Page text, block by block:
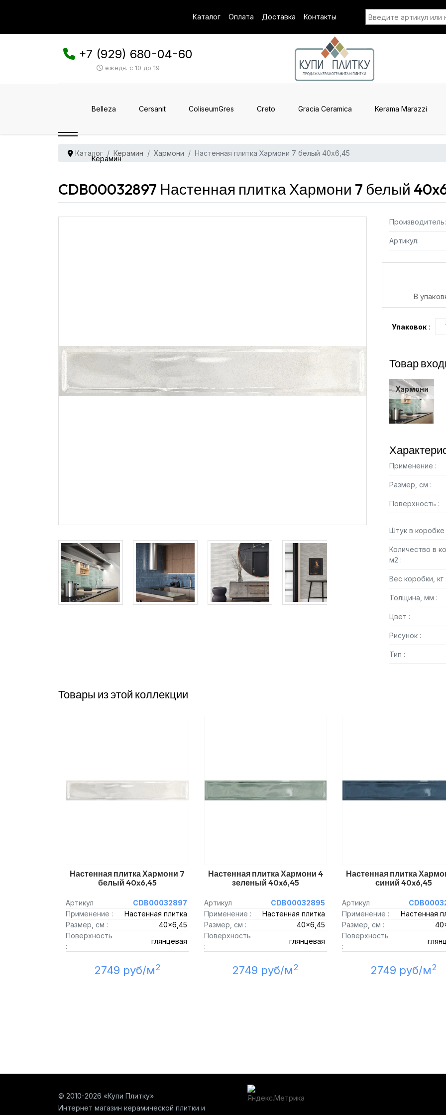
Каталог Оплата Доставка Контакты
+7 (929) 680-04-60
ежедн. с 10 до 19
Belleza Cersanit ColiseumGres Creto Gracia Ceramica Kerama Marazzi
Керамин
Каталог Керамин Хармони Настенная плитка Хармони 7 белый 40x6,45
CDB00032897 Настенная плитка Хармони 7 белый
Производитель:
Артикул:
В
Упаковок :
Товар
Хармони
Применение :
Размер, см :
Поверхность :
Штук в коробке
Количество в
м2 :
Вес коробки, кг
Толщина, мм :
Цвет :
Рисунок :
Тип :
Товары из этой коллекции
Настенная плитка Хармони 7
белый 40x6,45
Артикул
CDB00032897
Применение :
Настенная плитка
Размер, см :
40x6,45
Поверхность
:
глянцевая
2749 руб/м2
Настенная плитка Хармони 4
зеленый 40x6,45
Артикул
CDB00032895
Применение :
Настенная плитка
Размер, см :
40x6,45
Поверхность
:
глянцевая
2749 руб/м2
Настенная плитка
синий 40x6,45
Артикул
Применение :
Настенная
Размер, см :
Поверхность
:
2749 руб/м2
© 2010-2026 «Купи Плитку»
Интернет магазин керамической плитки и